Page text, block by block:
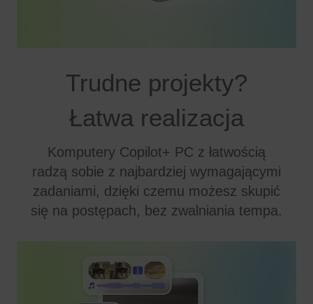
Trudne projekty?
Łatwa realizacja
Komputery Copilot+ PC z łatwością
radzą sobie z najbardziej wymagającymi
zadaniami, dzięki czemu możesz skupić
się na postępach, bez zwalniania tempa.